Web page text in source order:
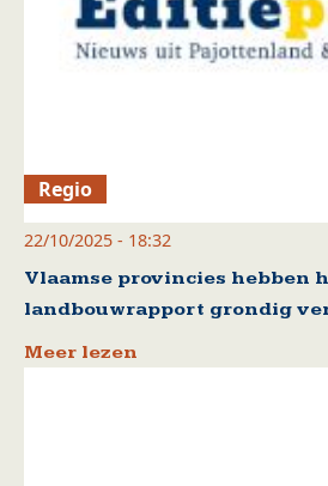
Regio
22/10/2025 - 18:32
Vlaamse provincies hebben
landbouwrapport grondig
Meer lezen